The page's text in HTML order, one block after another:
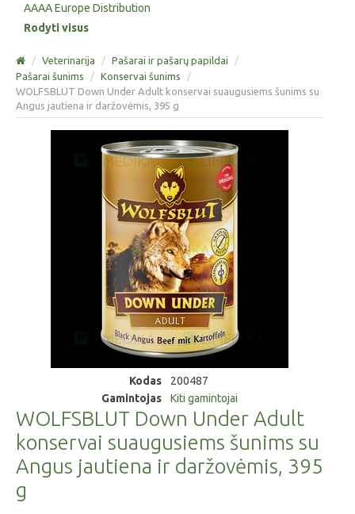
AAAA Europe Distribution
Rodyti visus
/ Veterinarija / Pašarai ir pašarų papildai
/
Pašarai šunims
/ Konservai šunims
/
WOLFSBLUT Down Under Adult konservai suaugusiems šunims su
Angus jautiena ir daržovėmis, 395 g
Kodas
200487
Gamintojas
Kiti gamintojai
WOLFSBLUT Down Under Adult
konservai suaugusiems šunims su
Angus jautiena ir daržovėmis, 395
g